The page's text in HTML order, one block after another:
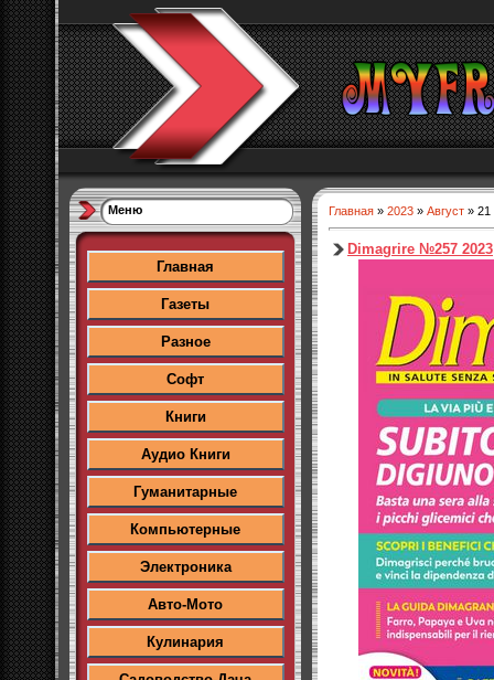
Меню
Главная
Газеты
Разное
Софт
Книги
Аудио Книги
Гуманитарные
Компьютерные
Электроника
Авто-Мото
Кулинария
Главная » 2023 » Август » 21
Dimagrire №257 2023